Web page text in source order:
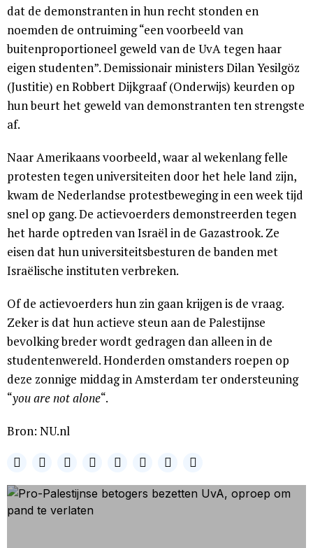
dat de demonstranten in hun recht stonden en
noemden de ontruiming “een voorbeeld van
buitenproportioneel geweld van de UvA tegen haar
eigen studenten”. Demissionair ministers Dilan Yesilgöz
(Justitie) en Robbert Dijkgraaf (Onderwijs) keurden op
hun beurt het geweld van demonstranten ten strengste
af.
Naar Amerikaans voorbeeld, waar al wekenlang felle
protesten tegen universiteiten door het hele land zijn,
kwam de Nederlandse protestbeweging in een week tijd
snel op gang. De actievoerders demonstreerden tegen
het harde optreden van Israël in de Gazastrook. Ze
eisen dat hun universiteitsbesturen de banden met
Israëlische instituten verbreken.
Of de actievoerders hun zin gaan krijgen is de vraag.
Zeker is dat hun actieve steun aan de Palestijnse
bevolking breder wordt gedragen dan alleen in de
studentenwereld. Honderden omstanders roepen op
deze zonnige middag in Amsterdam ter ondersteuning
“you are not alone“.
Bron: NU.nl